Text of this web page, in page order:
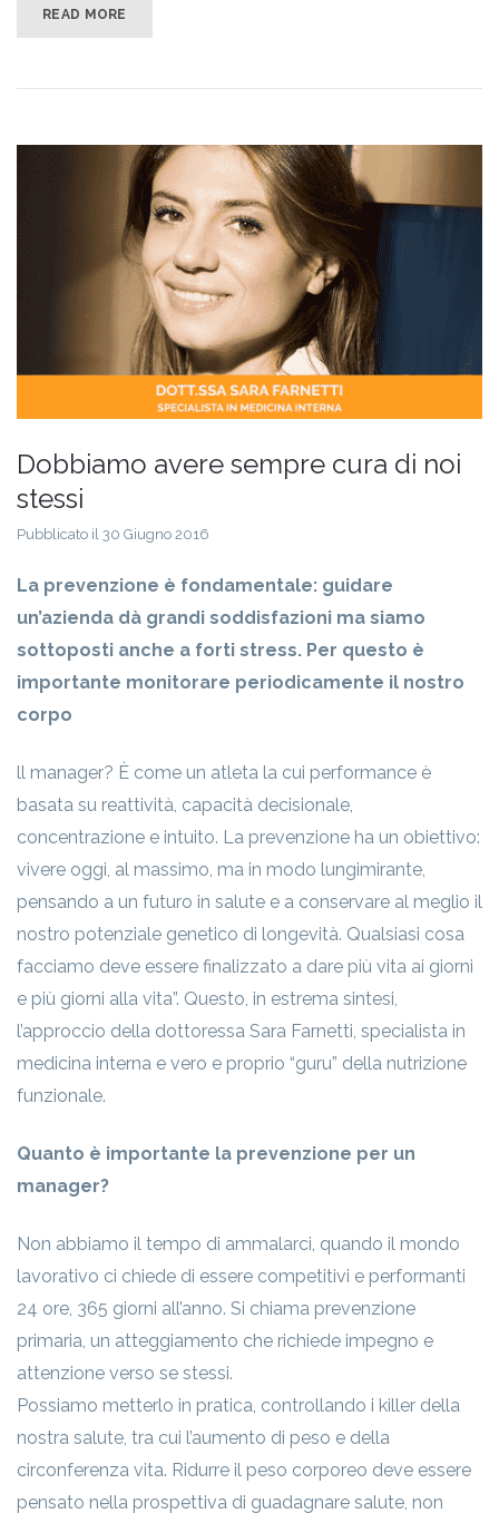
READ MORE
Dobbiamo avere sempre cura di noi
stessi
Pubblicato il 30 Giugno 2016
La prevenzione è fondamentale: guidare
un’azienda dà grandi soddisfazioni ma siamo
sottoposti anche a forti stress. Per questo è
importante monitorare periodicamente il nostro
corpo
ll manager? È come un atleta la cui performance è
basata su reattività, capacità decisionale,
concentrazione e intuito. La prevenzione ha un obiettivo:
vivere oggi, al massimo, ma in modo lungimirante,
pensando a un futuro in salute e a conservare al meglio il
nostro potenziale genetico di longevità. Qualsiasi cosa
facciamo deve essere finalizzato a dare più vita ai giorni
e più giorni alla vita”. Questo, in estrema sintesi,
l’approccio della dottoressa Sara Farnetti, specialista in
medicina interna e vero e proprio “guru” della nutrizione
funzionale.
Quanto è importante la prevenzione per un
manager?
Non abbiamo il tempo di ammalarci, quando il mondo
lavorativo ci chiede di essere competitivi e performanti
24 ore, 365 giorni all’anno. Si chiama prevenzione
primaria, un atteggiamento che richiede impegno e
attenzione verso se stessi.
Possiamo metterlo in pratica, controllando i killer della
nostra salute, tra cui l’aumento di peso e della
circonferenza vita. Ridurre il peso corporeo deve essere
pensato nella prospettiva di guadagnare salute, non